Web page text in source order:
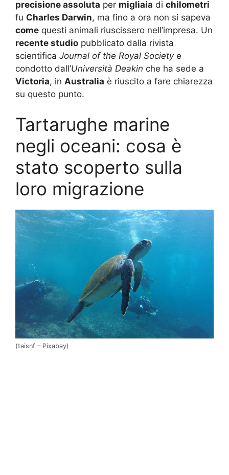
precisione assoluta per migliaia di chilometri
fu Charles Darwin, ma fino a ora non si sapeva
come questi animali riuscissero nell’impresa. Un
recente studio pubblicato dalla rivista
scientifica Journal of the Royal Societye
condotto dall’Università Deakin che ha sede a
Victoria, in Australia è riuscito a fare chiarezza
su questo punto.
Tartarughe marine
negli oceani: cosa è
stato scoperto sulla
loro migrazione
(taisnf – Pixabay)